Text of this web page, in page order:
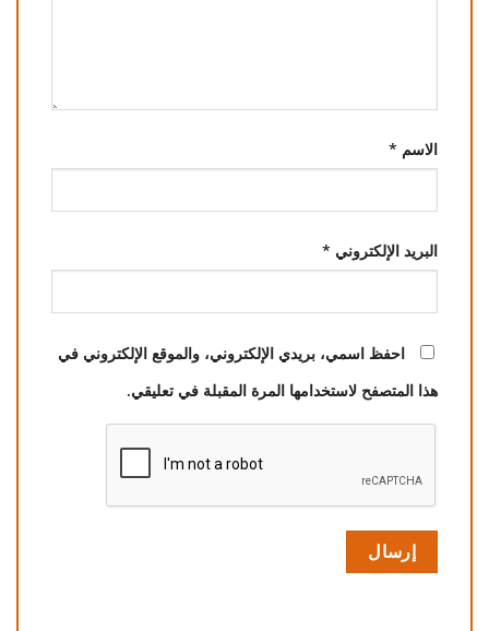
الاسم *
البريد الإلكتروني *
احفظ اسمي، بريدي الإلكتروني، والموقع الإلكتروني في
هذا المتصفح لاستخدامها المرة المقبلة في تعليقي.